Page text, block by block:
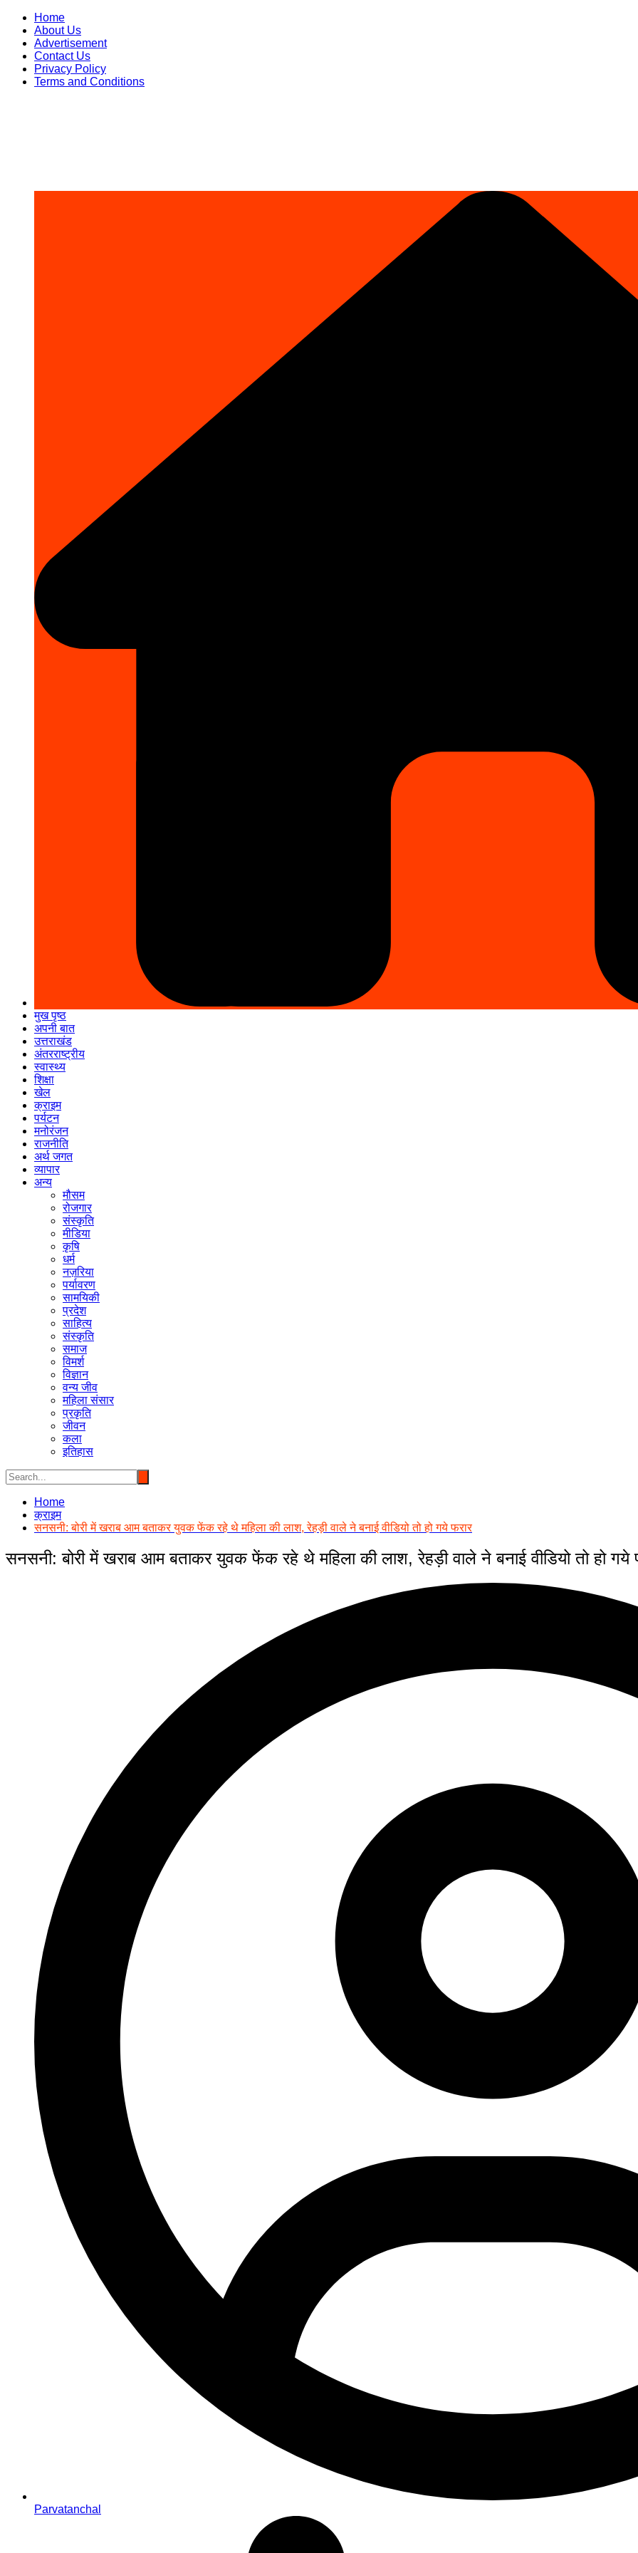
Skip
content
Home
About Us
Advertisement
Contact Us
Privacy Policy
Terms and Conditions
मुख पृष्ठ
अपनी बात
उत्तराखंड
अंतरराष्ट्रीय
स्वास्थ्य
शिक्षा
खेल
क्राइम
पर्यटन
मनोरंजन
राजनीति
अर्थ जगत
व्यापार
अन्य
मौसम
रोजगार
संस्कृति
मीडिया
कृषि
धर्म
नज़रिया
पर्यावरण
सामयिकी
प्रदेश
साहित्य
संस्कृति
समाज
विमर्श
विज्ञान
वन्य जीव
महिला संसार
प्रकृति
जीवन
कला
इतिहास
Home
क्राइम
सनसनी: बोरी में खराब आम बताकर युवक फेंक रहे थे महिला की लाश, रेहड़ी वाले ने बनाई वीडियो तो हो गये फरार
सनसनी: बोरी में खराब आम बताकर युवक फेंक रहे थे महिला की लाश, रेहड़ी वाले ने बनाई वीडियो तो हो गये
Parvatanchal